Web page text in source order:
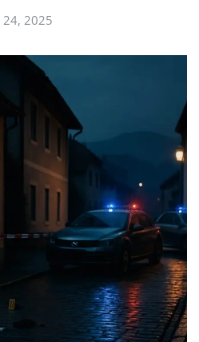
24, 2025